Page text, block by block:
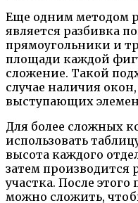
Еще одним методом
является разбивка
прямоугольники и
площади каждой
сложение. Такой
случае наличия
выступающих
Для более сложных
использовать
высота каждого
затем производится
участка. После
можно сложить,